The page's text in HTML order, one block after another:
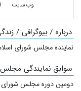
وب سایت
درباره / بیوگرافی /
نماینده مجلس شورای
سوابق نمایندگی مجلس
دومین دوره مجلس شورای